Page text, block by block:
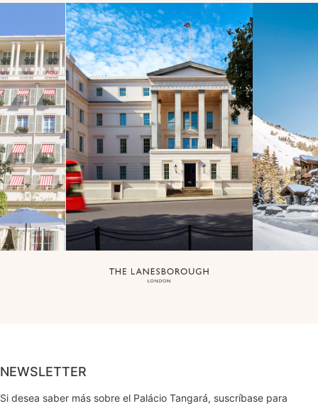
NEWSLETTER
Si desea saber más sobre el Palácio Tangará, suscríbase para